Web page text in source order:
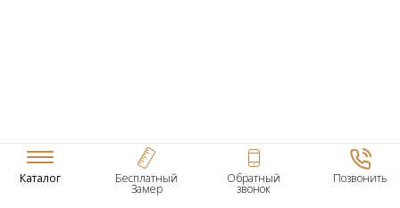
Каталог Бесплатный
Замер
Обратный
звонок
Позвонить